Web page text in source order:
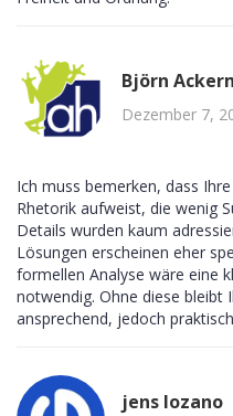
Björn
Dezember 7,
Ich muss bemerken, dass
Rhetorik aufweist, die wenig
Details wurden kaum
Lösungen erscheinen eher
formellen Analyse wäre eine
notwendig. Ohne diese bleibt
ansprechend, jedoch
jens lozano